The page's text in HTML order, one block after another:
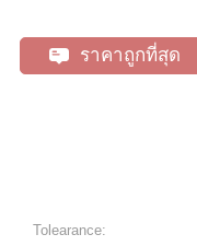
ราคาถูกที่สุด
Tolearance: